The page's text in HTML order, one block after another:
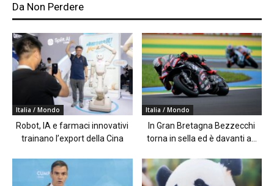
Da Non Perdere
Italia / Mondo
Robot, IA e farmaci innovativi
trainano l’export della Cina
Italia / Mondo
In Gran Bretagna Bezzecchi
torna in sella ed è davanti a...